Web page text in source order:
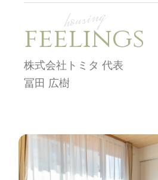
housing
feelings
株式会社トミタ 代表
冨田 広樹